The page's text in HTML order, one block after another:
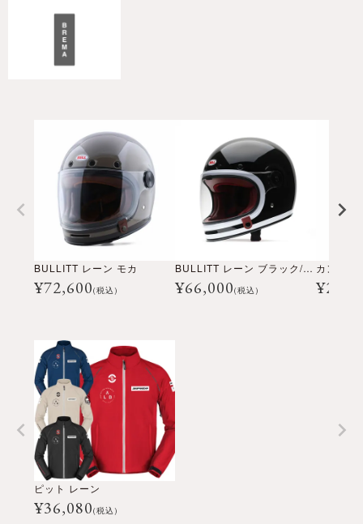
BULLITT レーン モカ
¥72,600(税込)
BULLITT レーン ブラック/ホワイト
¥66,000(税込)
カンボン
¥
ピット レーン
¥36,080(税込)